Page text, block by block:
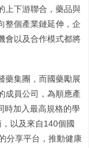
上下游聯合，藥品與
整個產業鏈延伸，企
會以及合作模式都將
藥集團，而國藥勵展
成員公司，為順應產
時加入最高規格的學
以及來自140個國
分享平台，推動健康